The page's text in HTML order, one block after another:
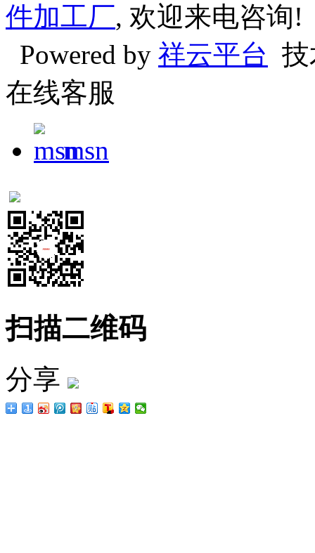
件加工厂, 欢迎来电咨询!
Powered by 祥云平台
在线客服
msn
扫描二维码
分享